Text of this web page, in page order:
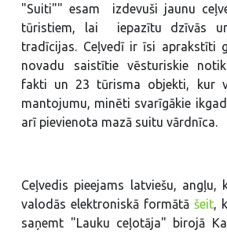
"Suiti"" esam izdevuši jaunu
tūristiem, lai iepazītu dzīvās
tradīcijas. Ceļvedī ir īsi aprakstīti
novadu saistītie vēsturiskie
fakti un 23 tūrisma objekti, kur
mantojumu, minēti svarīgākie
arī pievienota mazā suitu vārdnīca.
Ceļvedis pieejams latviešu, angļu,
valodās elektroniskā formātāšeit,
saņemt "Lauku ceļotāja" birojā